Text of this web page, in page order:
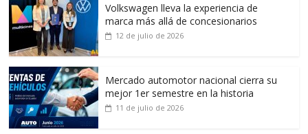
Volkswagen lleva la experiencia de
marca más allá de concesionarios
12 de julio de 2026
Mercado automotor nacional cierra su
mejor 1er semestre en la historia
11 de julio de 2026